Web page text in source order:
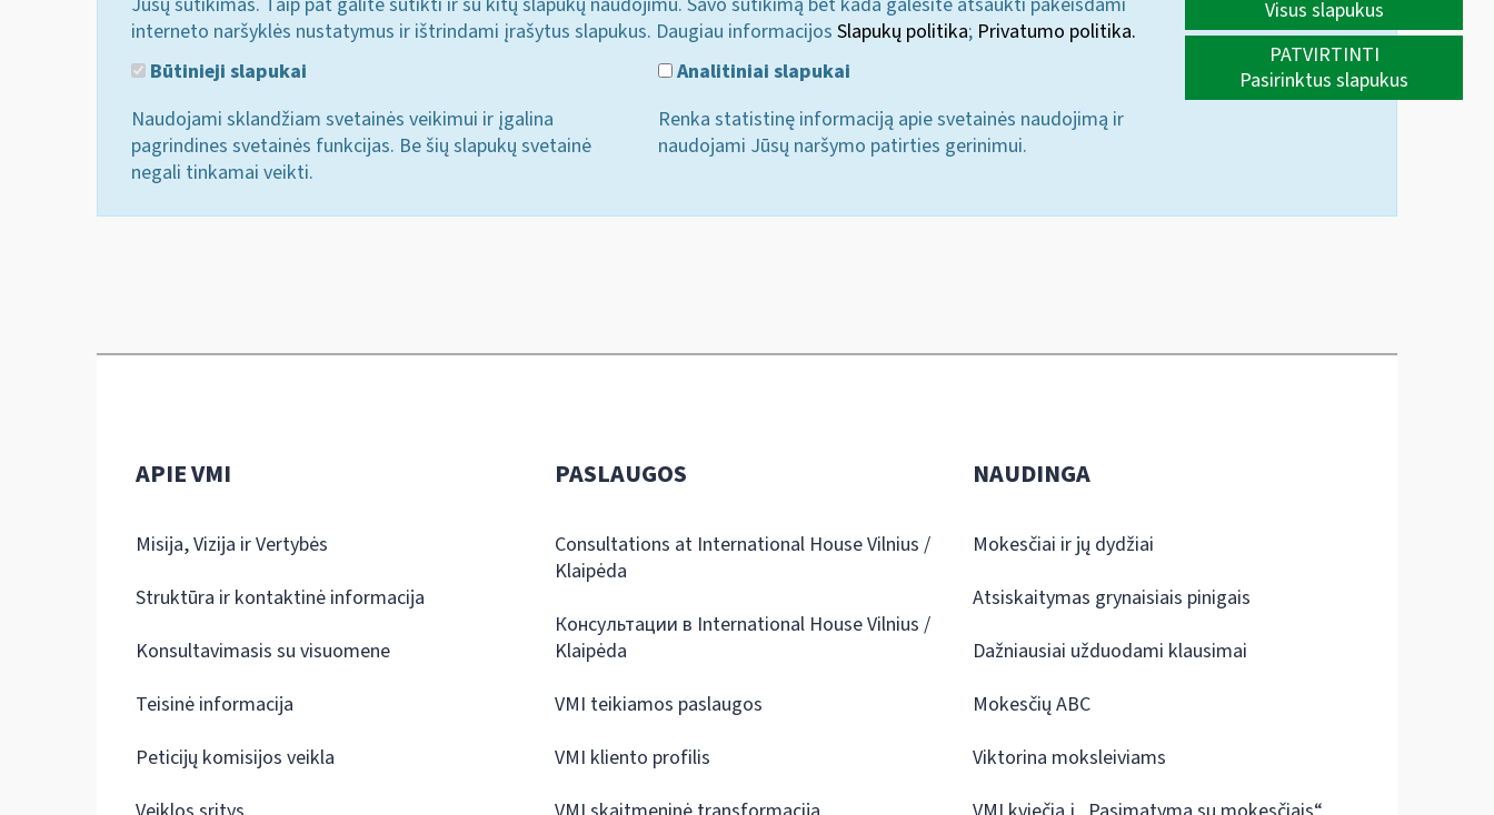
interneto naršyklės nustatymus ir ištrindami įrašytus slapukus. Daugiau informacijos Slapukų politika; Privatumo politika.
Būtinieji slapukai
Naudojami sklandžiam svetainės veikimui ir įgalina
pagrindines svetainės funkcijas. Be šių slapukų svetainė
negali tinkamai veikti.
Analitiniai slapukai
Renka statistinę informaciją apie svetainės naudojimą ir
naudojami Jūsų naršymo patirties gerinimui.
Visus slapukus
PATVIRTINTI
Pasirinktus slapukus
APIE VMI
Misija, Vizija ir Vertybės
Struktūra ir kontaktinė informacija
Konsultavimasis su visuomene
Teisinė informacija
Peticijų komisijos veikla
PASLAUGOS
Consultations at International House Vilnius /
Klaipėda
Консультации в International House Vilnius /
Klaipėda
VMI teikiamos paslaugos
VMI kliento profilis
NAUDINGA
Mokesčiai ir jų dydžiai
Atsiskaitymas grynaisiais pinigais
Dažniausiai užduodami klausimai
Mokesčių ABC
Viktorina moksleiviams